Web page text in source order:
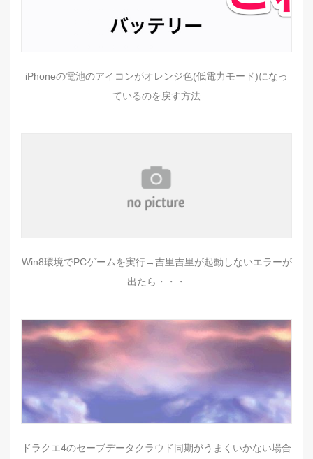
iPhoneの電池のアイコンがオレンジ色(低電力モード)になっ
ているのを戻す方法
Win8環境でPCゲームを実行→吉里吉里が起動しないエラーが
出たら・・・
ドラクエ4のセーブデータクラウド同期がうまくいかない場合